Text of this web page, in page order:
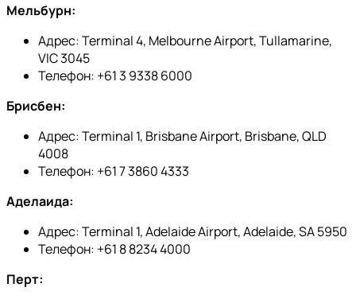
Мельбурн:
Адрес: Terminal 4, Melbourne Airport, Tullamarine,
VIC 3045
Телефон: +61 3 9338 6000
Брисбен:
Адрес: Terminal 1, Brisbane Airport, Brisbane, QLD
4008
Телефон: +61 7 3860 4333
Аделаида:
Адрес: Terminal 1, Adelaide Airport, Adelaide, SA 5950
Телефон: +61 8 8234 4000
Перт: